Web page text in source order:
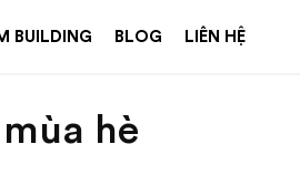
BUILDING BLOG LIÊN HỆ
hè